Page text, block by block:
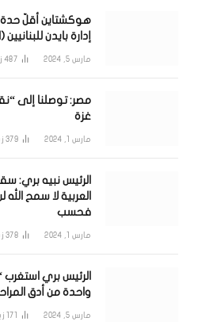
هوكشتاين أقلّ حدة
إدارة بايدن للبنانيين
مارس 5, 2024 487
مصر: توصلنا إلى
غزة
مارس 1, 2024 379
الرئيس نبيه بري:
العربية لا سمح
فحسب
مارس 1, 2024 378
الرئيس بري
واحدة من أدق
مارس 5, 2024 171